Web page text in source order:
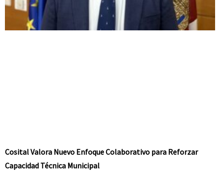
Cosital Valora Nuevo Enfoque Colaborativo para Reforzar
Capacidad Técnica Municipal